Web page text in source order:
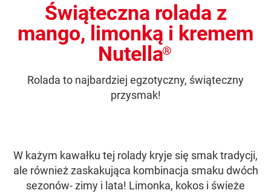
Świąteczna rolada z
mango, limonką i kremem
Nutella®
Rolada to najbardziej egzotyczny, świąteczny
przysmak!
W każym kawałku tej rolady kryje się smak tradycji,
ale również zaskakująca kombinacja smaku dwóch
sezonów- zimy i lata! Limonka, kokos i świeże